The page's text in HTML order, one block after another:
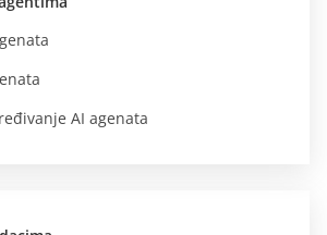
AI agenata